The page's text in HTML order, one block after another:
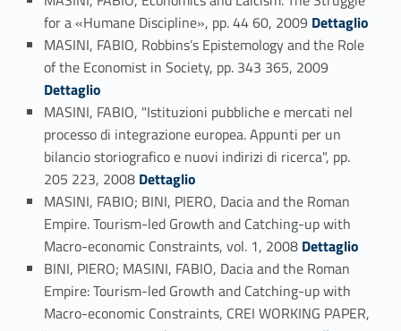
for a «Humane Discipline», pp. 44 60, 2009 Link identifier #identifier_person_89656-143
Dettaglio
MASINI, FABIO, Robbins’s Epistemology and the Role
of the Economist in Society, pp. 343 365, 2009
Dettaglio
MASINI, FABIO, "Istituzioni pubbliche e mercati nel
processo di integrazione europea. Appunti per un
bilancio storiografico e nuovi indirizi di ricerca", pp.
205 223, 2008 Link identifier #identifier_person_32824-145
Dettaglio
MASINI, FABIO; BINI, PIERO, Dacia and the Roman
Empire. Tourism-led Growth and Catching-up with
Macro-economic Constraints, vol. 1, 2008 Link identifier #identifier_person_87598-146
Dettaglio
BINI, PIERO; MASINI, FABIO, Dacia and the Roman
Empire: Tourism-led Growth and Catching-up with
Macro-economic Constraints, CREI WORKING PAPER,